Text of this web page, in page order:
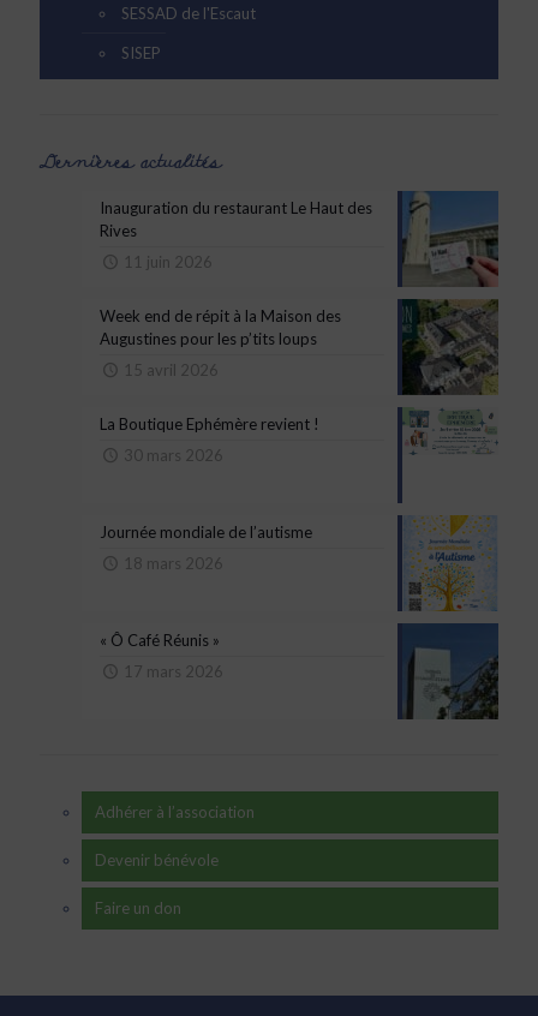
SESSAD de l'Escaut
SISEP
Dernières actualités
Inauguration du restaurant Le Haut des
Rives
11 juin 2026
Week end de répit à la Maison des
Augustines pour les p’tits loups
15 avril 2026
La Boutique Ephémère revient !
30 mars 2026
Journée mondiale de l’autisme
18 mars 2026
« Ô Café Réunis »
17 mars 2026
Adhérer à l’association
Devenir bénévole
Faire un don